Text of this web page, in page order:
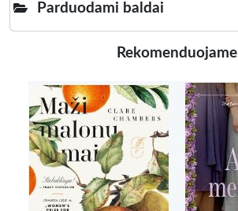
Parduodami baldai
Rekomenduojame